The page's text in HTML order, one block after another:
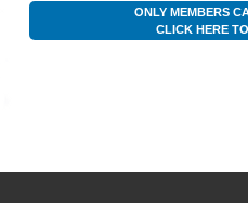
ONLY MEMBERS
CLICK HERE